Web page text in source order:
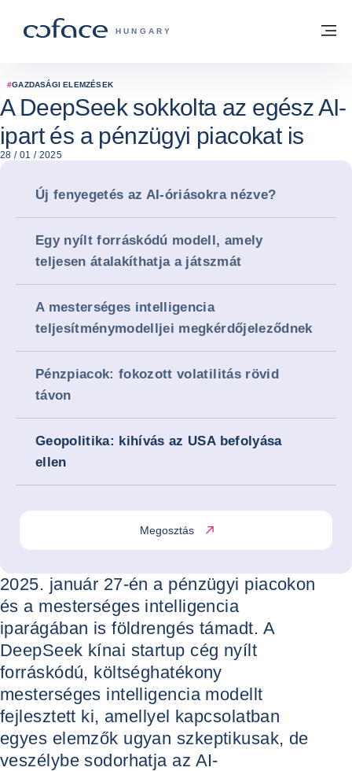
COFACE FOR TRADE - A COFACE
HUNGARY
Vissza a főoldalra
#GAZDASÁGI ELEMZÉSEK
A DeepSeek sokkolta az egész AI-
ipart és a pénzügyi piacokat is
28 / 01 / 2025
Új fenyegetés az AI-óriásokra nézve?
Egy nyílt forráskódú modell, amely
teljesen átalakíthatja a játszmát
A mesterséges intelligencia
teljesítménymodelljei megkérdőjeleződnek
Pénzpiacok: fokozott volatilitás rövid
távon
Geopolitika: kihívás az USA befolyása
ellen
Megosztás
2025. január 27-én a pénzügyi piacokon
és a mesterséges intelligencia
iparágában is földrengés támadt. A
DeepSeek kínai startup cég nyílt
forráskódú, költséghatékony
mesterséges intelligencia modellt
fejlesztett ki, amellyel kapcsolatban
egyes elemzők ugyan szkeptikusak, de
veszélybe sodorhatja az AI-